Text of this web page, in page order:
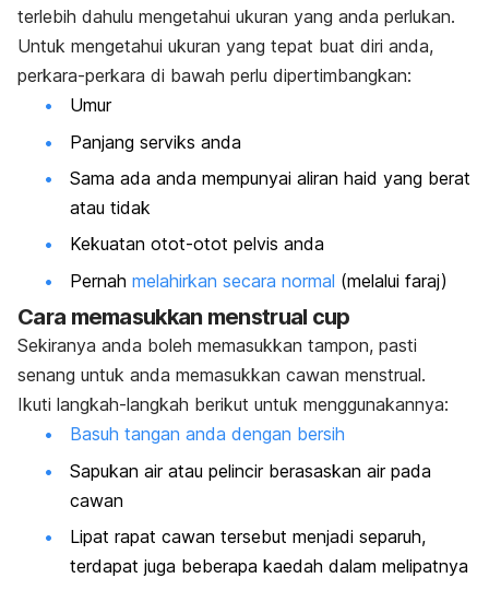
terlebih dahulu mengetahui ukuran yang anda perlukan.
Untuk mengetahui ukuran yang tepat buat diri anda,
perkara-perkara di bawah perlu dipertimbangkan:
Umur
Panjang serviks anda
Sama ada anda mempunyai aliran haid yang berat
atau tidak
Kekuatan otot-otot pelvis anda
Pernah melahirkan secara normal (melalui faraj)
Cara memasukkan menstrual cup
Sekiranya anda boleh memasukkan tampon, pasti
senang untuk anda memasukkan cawan menstrual.
Ikuti langkah-langkah berikut untuk menggunakannya:
Basuh tangan anda dengan bersih
Sapukan air atau pelincir berasaskan air pada
cawan
Lipat rapat cawan tersebut menjadi separuh,
terdapat juga beberapa kaedah dalam melipatnya